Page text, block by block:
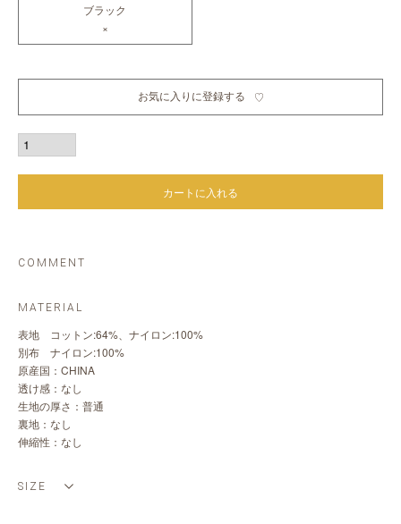
ブラック
×
お気に入りに登録する
カートに入れる
COMMENT
MATERIAL
表地 コットン:64%、ナイロン:100%
別布 ナイロン:100%
原産国：CHINA
透け感：なし
生地の厚さ：普通
裏地：なし
伸縮性：なし
SIZE